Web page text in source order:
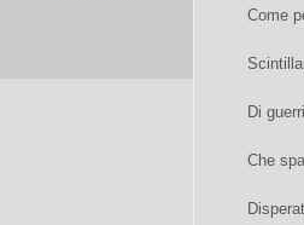
Come
Di
Che